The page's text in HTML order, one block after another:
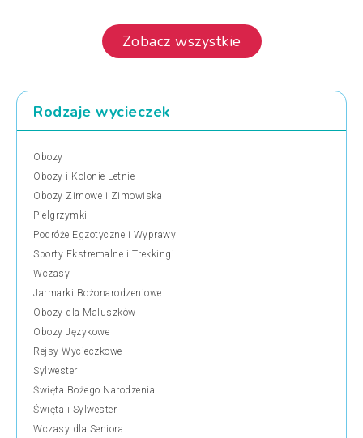
Zobacz wszystkie
Rodzaje wycieczek
Obozy
Obozy i Kolonie Letnie
Obozy Zimowe i Zimowiska
Pielgrzymki
Podróże Egzotyczne i Wyprawy
Sporty Ekstremalne i Trekkingi
Wczasy
Jarmarki Bożonarodzeniowe
Obozy dla Maluszków
Obozy Językowe
Rejsy Wycieczkowe
Sylwester
Święta Bożego Narodzenia
Święta i Sylwester
Wczasy dla Seniora